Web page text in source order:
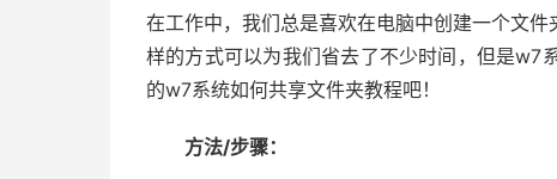
在工作中，我们总是喜欢在电脑中创建一个文
样的方式可以为我们省去了不少时间，但是w7
的w7系统如何共享文件夹教程吧！
方法/步骤：